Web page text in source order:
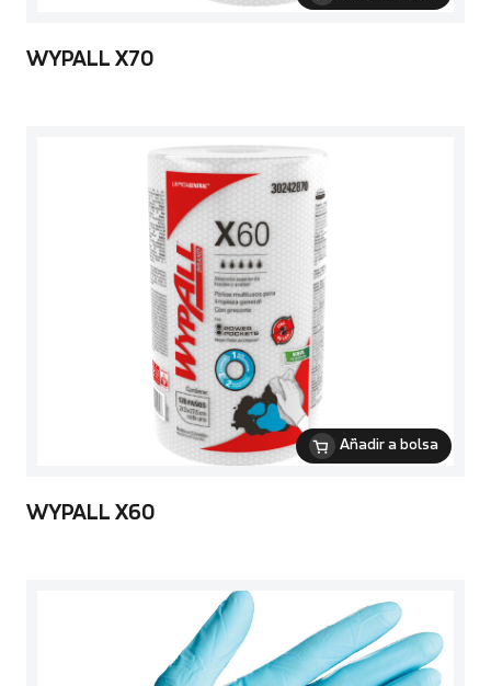
WYPALL X70
Añadir a bolsa
WYPALL X60